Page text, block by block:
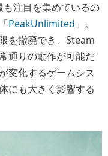
注目を集めているの
PeakUnlimited 」。
を撤廃でき、Steam
通りの動作が可能だ
変化するゲームシス
にも大きく影響する